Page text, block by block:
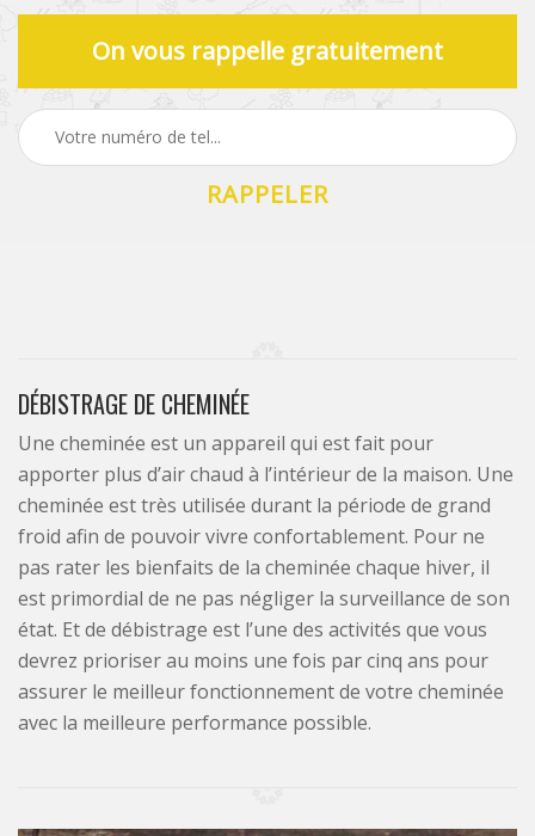
On vous rappelle gratuitement
DÉBISTRAGE DE CHEMINÉE
Une cheminée est un appareil qui est fait pour
apporter plus d’air chaud à l’intérieur de la maison. Une
cheminée est très utilisée durant la période de grand
froid afin de pouvoir vivre confortablement. Pour ne
pas rater les bienfaits de la cheminée chaque hiver, il
est primordial de ne pas négliger la surveillance de son
état. Et de débistrage est l’une des activités que vous
devrez prioriser au moins une fois par cinq ans pour
assurer le meilleur fonctionnement de votre cheminée
avec la meilleure performance possible.